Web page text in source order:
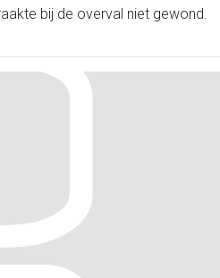
bij de overval niet gewond.